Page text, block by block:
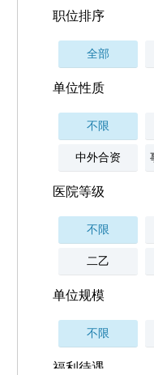
职位排序
全部
单位性质
不限
中外合资
医院等级
不限
二乙
单位规模
不限
福利待遇